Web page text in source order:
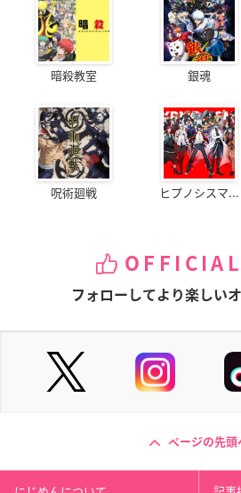
暗殺教室 銀魂
呪術廻戦 ヒプノシスマ...
フォローしてより楽しい
ページの先頭